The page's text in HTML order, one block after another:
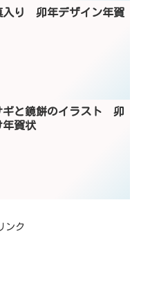
入り 卯年デザイン年賀
ギと鏡餅のイラスト 卯
年賀状
ンク